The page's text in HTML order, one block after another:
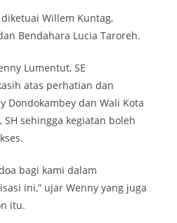
Willem Kuntag,
Bendahara Lucia Taroreh.
Lumentut, SE
atas perhatian dan
Dondokambey dan Wali Kota
SH sehingga kegiatan boleh
bagi kami dalam
ini,” ujar Wenny yang juga
itu.